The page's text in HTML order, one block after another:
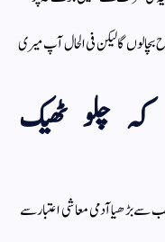
لوں گا لیکن فی الحال آپ میری
کہ چلو ٹھیک
بڑھیا آدمی معاشی اعتبار سے